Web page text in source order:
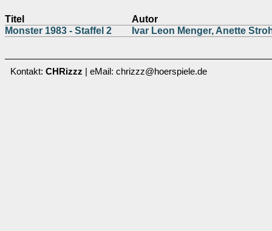
Titel
Autor
Monster 1983 - Staffel 2
Ivar Leon Menger, Anette
Kontakt: CHRizzz | eMail: chrizzz@hoerspiele.de